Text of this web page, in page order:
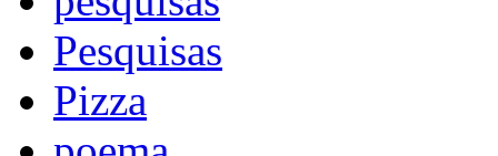
Pesquisas
Pizza